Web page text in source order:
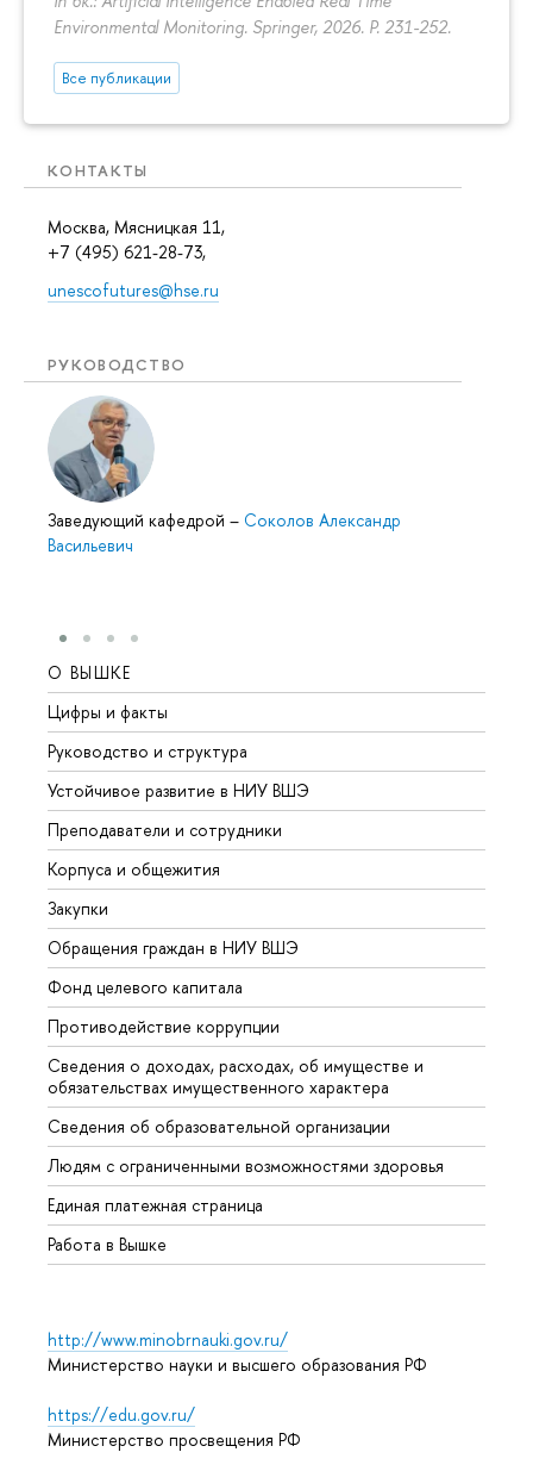
Environmental Monitoring. Springer, 2026. P. 231-252.
Все публикации
КОНТАКТЫ
Москва, Мясницкая 11,
+7 (495) 621-28-73,
unescofutures@hse.ru
РУКОВОДСТВО
Заведующий кафедрой – Соколов Александр
Васильевич
О ВЫШКЕ
Цифры и факты
Руководство и структура
Устойчивое развитие в НИУ ВШЭ
Преподаватели и сотрудники
Корпуса и общежития
Закупки
Обращения граждан в НИУ ВШЭ
Фонд целевого капитала
Противодействие коррупции
Сведения о доходах, расходах, об имуществе и
обязательствах имущественного характера
Сведения об образовательной организации
Людям с ограниченными возможностями здоровья
Единая платежная страница
Работа в Вышке
http://www.minobrnauki.gov.ru/
Министерство науки и высшего образования РФ
https://edu.gov.ru/
Министерство просвещения РФ